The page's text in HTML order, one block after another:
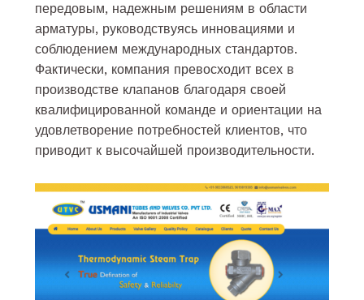
передовым, надежным решениям в области
арматуры, руководствуясь инновациями и
соблюдением международных стандартов.
Фактически, компания превосходит всех в
производстве клапанов благодаря своей
квалифицированной команде и ориентации на
удовлетворение потребностей клиентов, что
приводит к высочайшей производительности.